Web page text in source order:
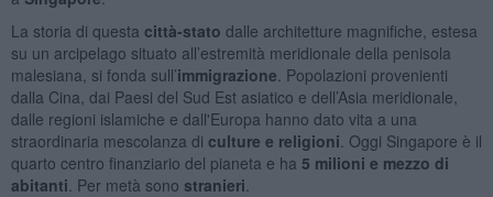
La storia di questa città-stato dalle architetture magnifiche, estesa
su un arcipelago situato all’estremità meridionale della penisola
malesiana, si fonda sull’immigrazione . Popolazioni provenienti
dalla Cina, dai Paesi del Sud Est asiatico e dell’Asia meridionale,
dalle regioni islamiche e dall'Europa hanno dato vita a una
straordinaria mescolanza di culture e religioni . Oggi Singapore è il
quarto centro finanziario del pianeta e ha 5 milioni e mezzo di
abitanti . Per metà sono stranieri